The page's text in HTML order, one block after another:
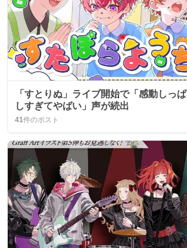
「すとりぬ」ライブ開始で「感動しっ
しすぎてやばい」声が続出
41件のポスト